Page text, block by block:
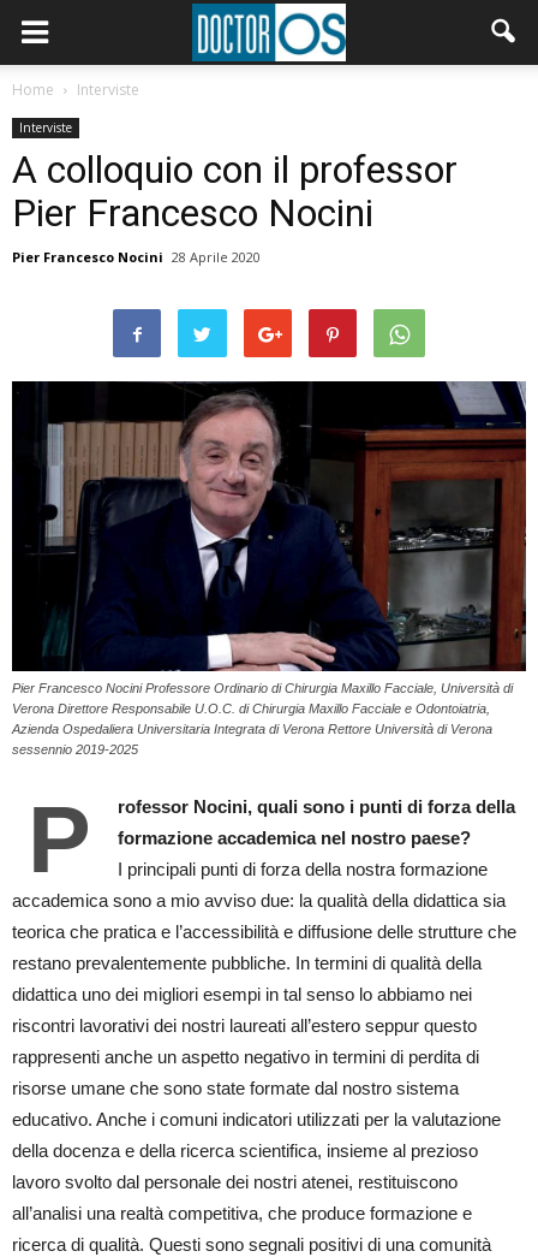
Home Interviste
Interviste
A colloquio con il professor
Pier Francesco Nocini
Pier Francesco Nocini 28 Aprile 2020
Pier Francesco Nocini Professore Ordinario di Chirurgia Maxillo Facciale, Università di
Verona Direttore Responsabile U.O.C. di Chirurgia Maxillo Facciale e Odontoiatria,
Azienda Ospedaliera Universitaria Integrata di Verona Rettore Università di Verona
sessennio 2019-2025
P
rofessor Nocini, quali sono i punti di forza della
formazione accademica nel nostro paese?
I principali punti di forza della nostra formazione
accademica sono a mio avviso due: la qualità della didattica sia
teorica che pratica e l’accessibilità e diffusione delle strutture che
restano prevalentemente pubbliche. In termini di qualità della
didattica uno dei migliori esempi in tal senso lo abbiamo nei
riscontri lavorativi dei nostri laureati all’estero seppur questo
rappresenti anche un aspetto negativo in termini di perdita di
risorse umane che sono state formate dal nostro sistema
educativo. Anche i comuni indicatori utilizzati per la valutazione
della docenza e della ricerca scientifica, insieme al prezioso
lavoro svolto dal personale dei nostri atenei, restituiscono
all’analisi una realtà competitiva, che produce formazione e
ricerca di qualità. Questi sono segnali positivi di una comunità